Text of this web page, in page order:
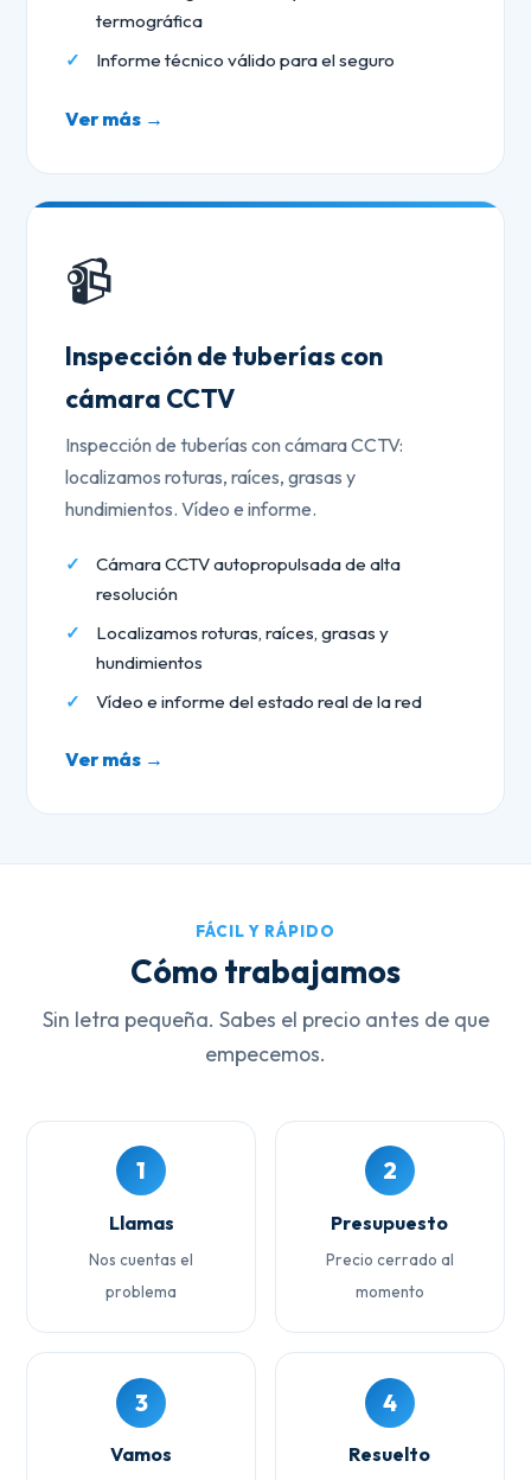
termográfica
Informe técnico válido para el seguro
Ver más →
📹
Inspección de tuberías con
cámara CCTV
Inspección de tuberías con cámara CCTV:
localizamos roturas, raíces, grasas y
hundimientos. Vídeo e informe.
Cámara CCTV autopropulsada de alta
resolución
Localizamos roturas, raíces, grasas y
hundimientos
Vídeo e informe del estado real de la red
Ver más →
FÁCIL Y RÁPIDO
Cómo trabajamos
Sin letra pequeña. Sabes el precio antes de que
empecemos.
1
Llamas
Nos cuentas el
problema
2
Presupuesto
Precio cerrado al
momento
3
Vamos
4
Resuelto